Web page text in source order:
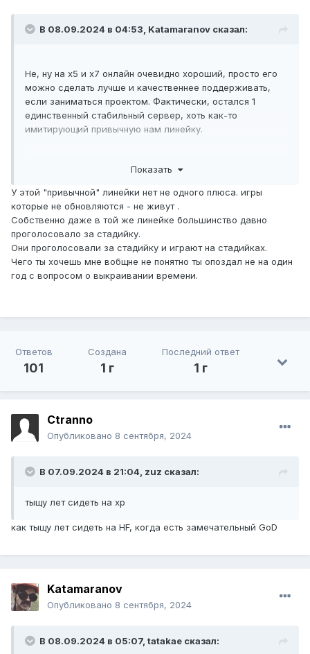
В 08.09.2024 в 04:53, Katamaranov сказал:
Не, ну на х5 и х7 онлайн очевидно хороший, просто его
можно сделать лучше и качественнее поддерживать,
если заниматься проектом. Фактически, остался 1
единственный стабильный сервер, хоть как-то
имитирующий привычную нам линейку.
любых проектов устаешь, но хоть немного времени
Показать
У этой "привычной" линейки нет не одного плюса. игры
которые не обновляются - не живут .
Собственно даже в той же линейке большинство давно
проголосовало за стадийку.
Они проголосовали за стадийку и играют на стадийках.
Чего ты хочешь мне вобщне не понятно ты опоздал не на один
год с вопросом о выкраивании времени.
Ответов
101
Создана
1 г
Последний ответ
1 г
Ctranno
Опубликовано 8 сентября, 2024
В 07.09.2024 в 21:04, zuz сказал:
тыщу лет сидеть на xp
как тыщу лет сидеть на HF, когда есть замечательный GoD
Katamaranov
Опубликовано 8 сентября, 2024
В 08.09.2024 в 05:07, tatakae сказал: